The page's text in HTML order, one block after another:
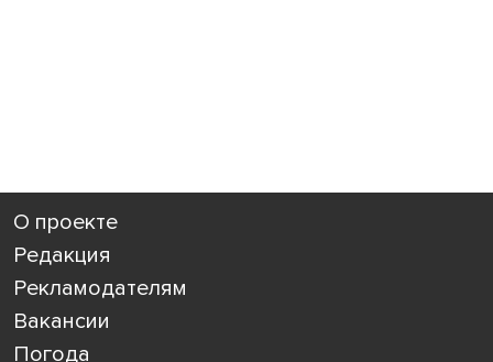
О проекте
Редакция
Рекламодателям
Вакансии
Погода